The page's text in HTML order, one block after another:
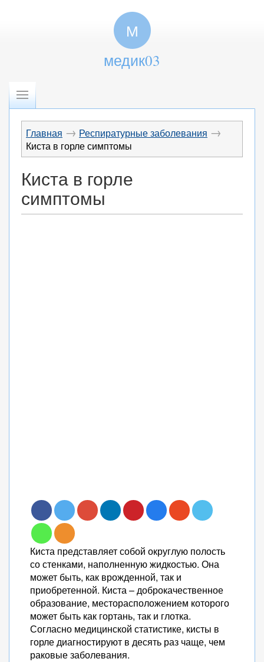
М
медик03
Главная → Респиратурные заболевания →
Киста в горле симптомы
Киста в горле
симптомы
Киста представляет собой округлую полость
со стенками, наполненную жидкостью. Она
может быть, как врожденной, так и
приобретенной. Киста – доброкачественное
образование, месторасположением которого
может быть как гортань, так и глотка.
Согласно медицинской статистике, кисты в
горле диагностируют в десять раз чаще, чем
раковые заболевания.